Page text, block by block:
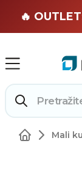
🔥
Mali